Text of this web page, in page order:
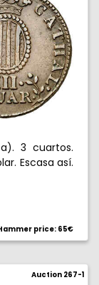
3 cuartos.
Escasa así.
price: 65€
Auction 267-1